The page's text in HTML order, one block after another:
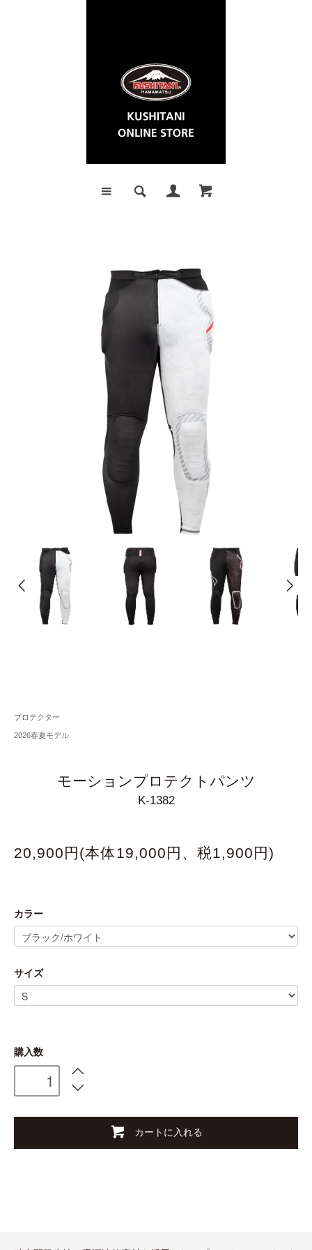
プロテクター
2026春夏モデル
モーションプロテクトパンツ
K-1382
20,900円(本体19,000円、税1,900円)
カラー
サイズ
購入数
カートに入れる